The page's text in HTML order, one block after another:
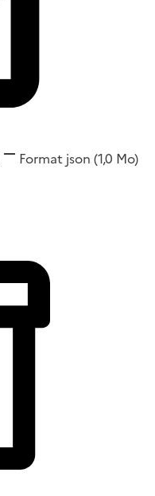
Format json (1,0 Mo)